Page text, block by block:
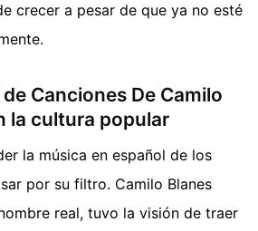
crecer a pesar de que ya no esté
Canciones De Camilo
la cultura popular
la música en español de los
por su filtro. Camilo Blanes
real, tuvo la visión de traer